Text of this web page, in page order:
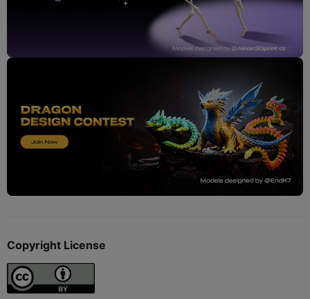
Copyright License